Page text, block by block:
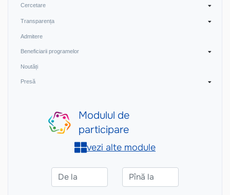
Cercetare
Transparența
Admitere
Beneficiarii programelor
Noutăți
Presă